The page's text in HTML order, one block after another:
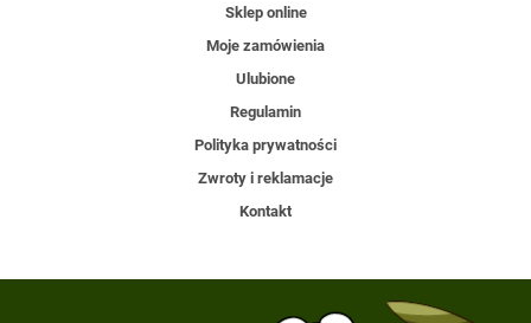
Sklep online
Moje zamówienia
Ulubione
Regulamin
Polityka prywatności
Zwroty i reklamacje
Kontakt